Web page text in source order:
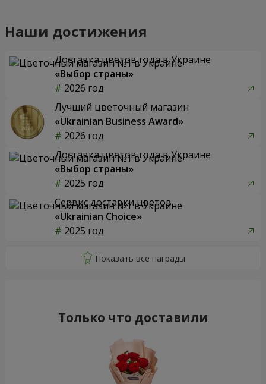
Наши достижения
Доставка цветов года в Украине
«Выбор страны»
2026 год
Лучший цветочный магазин
«Ukrainian Business Award»
2026 год
Доставка цветов года в Украине
«Выбор страны»
2025 год
Сервис доставки цветов
«Ukrainian Choice»
2025 год
Только что доставили